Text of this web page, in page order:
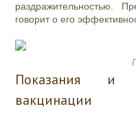
раздражительностью.
говорит о его
Показания и
вакцинации